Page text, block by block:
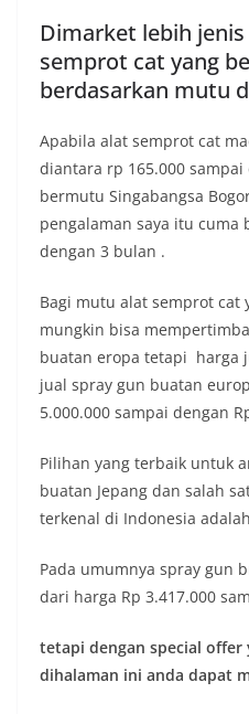
Dimarket lebih
semprot cat yang
berdasarkan mutu
Apabila alat semprot cat
diantara rp 165.000
bermutu Singabangsa
pengalaman saya itu cuma
dengan 3 bulan .
Bagi mutu alat semprot cat
mungkin bisa
buatan eropa tetapi harga
jual spray gun buatan
5.000.000 sampai dengan
Pilihan yang terbaik untuk
buatan Jepang dan salah
terkenal di Indonesia
Pada umumnya spray gun
dari harga Rp 3.417.000
tetapi dengan special offer
dihalaman ini anda dapat